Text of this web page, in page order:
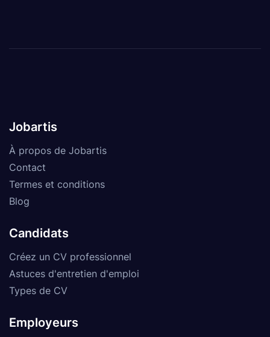
Jobartis
À propos de Jobartis
Contact
Termes et conditions
Blog
Candidats
Créez un CV professionnel
Astuces d'entretien d'emploi
Types de CV
Employeurs